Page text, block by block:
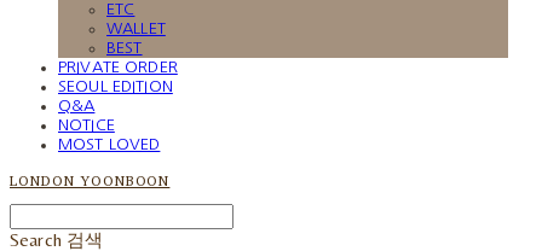
ETC
WALLET
BEST
PRIVATE ORDER
SEOUL EDITION
Q&A
NOTICE
MOST LOVED
LONDON YOONBOON
Search 검색